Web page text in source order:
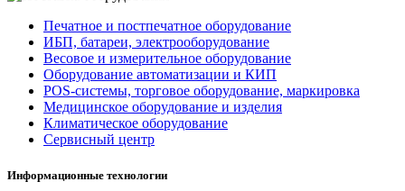
Печатное и постпечатное оборудование
ИБП, батареи, электрооборудование
Весовое и измерительное оборудование
Оборудование автоматизации и КИП
POS-системы, торговое оборудование, маркировка
Медицинское оборудование и изделия
Климатическое оборудование
Сервисный центр
Информационные технологии